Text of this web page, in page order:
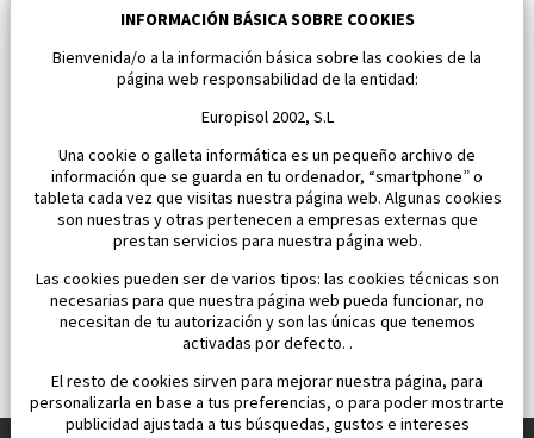
Dormitorios:1 Área:61 M2
185 000 €
INFORMACIÓN BÁSICA SOBRE COOKIES
Bienvenida/o a la información básica sobre las cookies de la
página web responsabilidad de la entidad:
Europisol 2002, S.L
Una cookie o galleta informática es un pequeño archivo de
información que se guarda en tu ordenador, “smartphone” o
tableta cada vez que visitas nuestra página web. Algunas cookies
son nuestras y otras pertenecen a empresas externas que
prestan servicios para nuestra página web.
Las cookies pueden ser de varios tipos: las cookies técnicas son
necesarias para que nuestra página web pueda funcionar, no
necesitan de tu autorización y son las únicas que tenemos
activadas por defecto. .
El resto de cookies sirven para mejorar nuestra página, para
personalizarla en base a tus preferencias, o para poder mostrarte
publicidad ajustada a tus búsquedas, gustos e intereses